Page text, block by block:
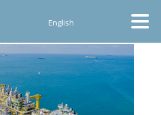
English